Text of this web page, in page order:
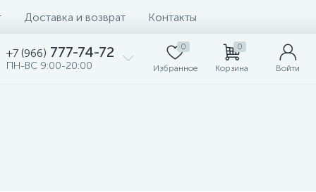
Доставка и возврат Контакты
+7 (966) 777-74-72
ПН-ВС 9:00-20:00
0
Избранное
0
Корзина Войти